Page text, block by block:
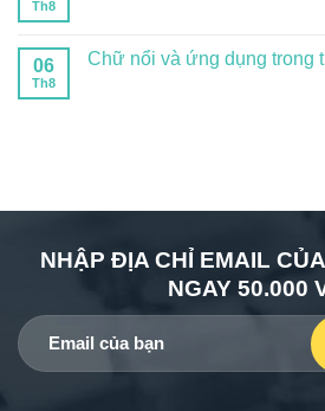
Th8
06
Th8
Chữ nổi và ứng dụng trong
NHẬP ĐỊA CHỈ EMAIL
NGAY 50.000